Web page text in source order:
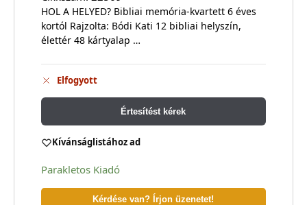
HOL A HELYED? Bibliai memória-kvartett 6 éves
kortól Rajzolta: Bódi Kati 12 bibliai helyszín,
élettér 48 kártyalap …
Elfogyott
Értesítést kérek
Kívánságlistához ad
Parakletos Kiadó
Kérdése van? Írjon üzenetet!